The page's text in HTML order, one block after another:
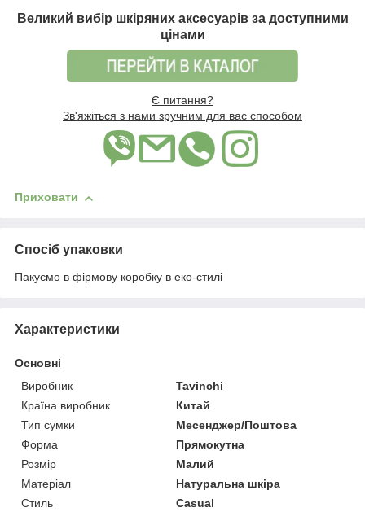
Великий вибір шкіряних аксесуарів за доступними
цінами
Є питання?
Зв'яжіться з нами зручним для вас способом
Приховати
Спосіб упаковки
Пакуємо в фірмову коробку в еко-стилі
Характеристики
Основні
Виробник
Tavinchi
Країна виробник
Китай
Тип сумки
Месенджер/Поштова
Форма
Прямокутна
Розмір
Малий
Матеріал
Натуральна шкіра
Стиль
Casual